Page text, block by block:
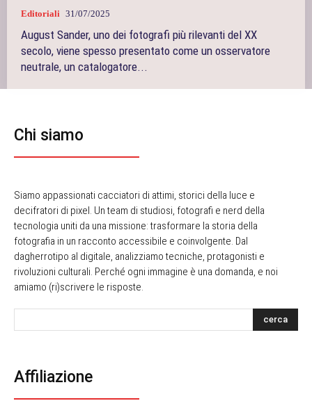
Editoriali 31/07/2025
August Sander, uno dei fotografi più rilevanti del XX
secolo, viene spesso presentato come un osservatore
neutrale, un catalogatore...
Chi siamo
Siamo appassionati cacciatori di attimi, storici della luce e
decifratori di pixel. Un team di studiosi, fotografi e nerd della
tecnologia uniti da una missione: trasformare la storia della
fotografia in un racconto accessibile e coinvolgente. Dal
dagherrotipo al digitale, analizziamo tecniche, protagonisti e
rivoluzioni culturali. Perché ogni immagine è una domanda, e noi
amiamo (ri)scrivere le risposte.
cerca
Affiliazione